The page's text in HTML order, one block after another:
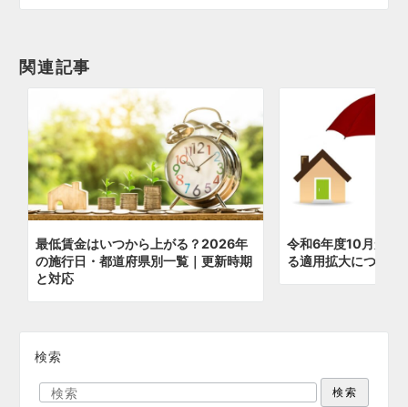
シ
ン
関連記事
最低賃金はいつから上がる？2026年
の施行日・都道府県別一覧｜更新時期
と対応
令和6年度10月から
る適用拡大について
検索
検索